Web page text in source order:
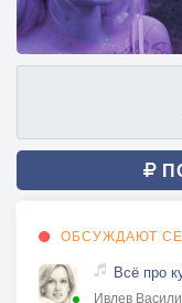
ОБСУЖДАЮТ
Всё про
Ивлев